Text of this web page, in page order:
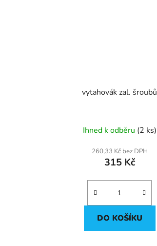
vytahovák zal. šroubů
Ihned k odběru (2 ks)
260,33 Kč bez DPH
315 Kč
DO KOŠÍKU